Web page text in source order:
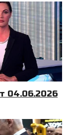
04.06.2026